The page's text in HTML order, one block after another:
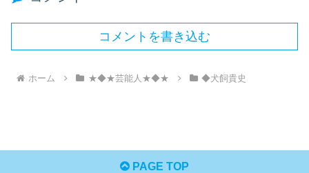
コメントを書き込む
ホーム ★◆★芸能人★◆★ ◆犬飼貴史
PAGE TOP